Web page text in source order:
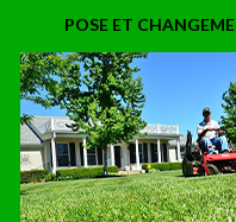
POSE ET